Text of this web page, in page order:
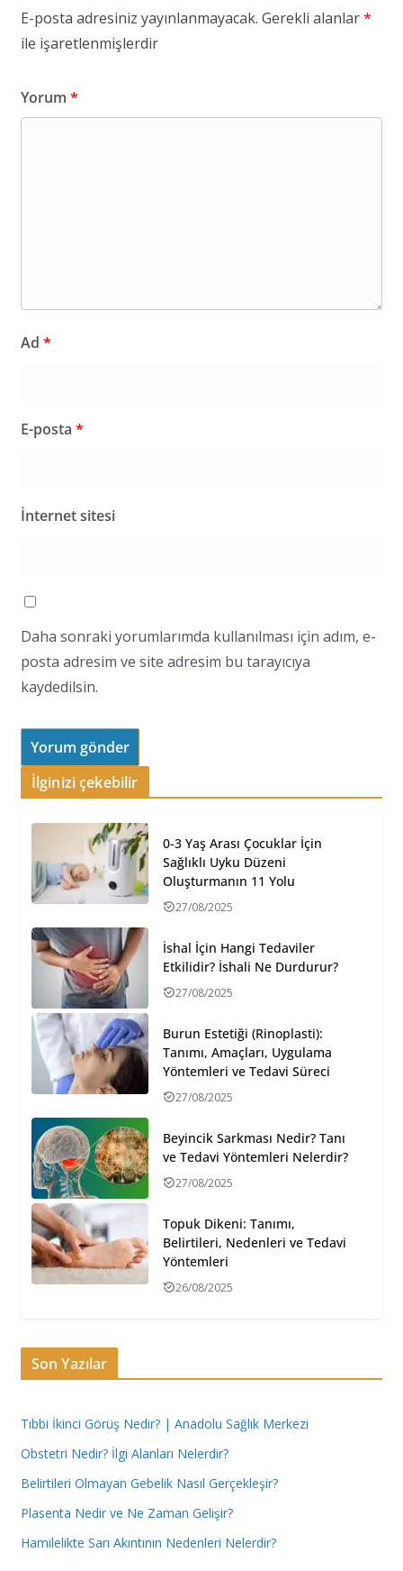
E-posta adresiniz yayınlanmayacak. Gerekli alanlar*
ile işaretlenmişlerdir
Yorum *
Ad *
E-posta *
İnternet sitesi
Daha sonraki yorumlarımda kullanılması için adım, e-
posta adresim ve site adresim bu tarayıcıya
kaydedilsin.
İlginizi çekebilir
0-3 Yaş Arası Çocuklar İçin
Sağlıklı Uyku Düzeni
Oluşturmanın 11 Yolu
27/08/2025
İshal İçin Hangi Tedaviler
Etkilidir? İshali Ne Durdurur?
27/08/2025
Burun Estetiği (Rinoplasti):
Tanımı, Amaçları, Uygulama
Yöntemleri ve Tedavi Süreci
27/08/2025
Beyincik Sarkması Nedir? Tanı
ve Tedavi Yöntemleri Nelerdir?
27/08/2025
Topuk Dikeni: Tanımı,
Belirtileri, Nedenleri ve Tedavi
Yöntemleri
26/08/2025
Son Yazılar
Tıbbi İkinci Görüş Nedir? | Anadolu Sağlık Merkezi
Obstetri Nedir? İlgi Alanları Nelerdir?
Belirtileri Olmayan Gebelik Nasıl Gerçekleşir?
Plasenta Nedir ve Ne Zaman Gelişir?
Hamilelikte Sarı Akıntının Nedenleri Nelerdir?